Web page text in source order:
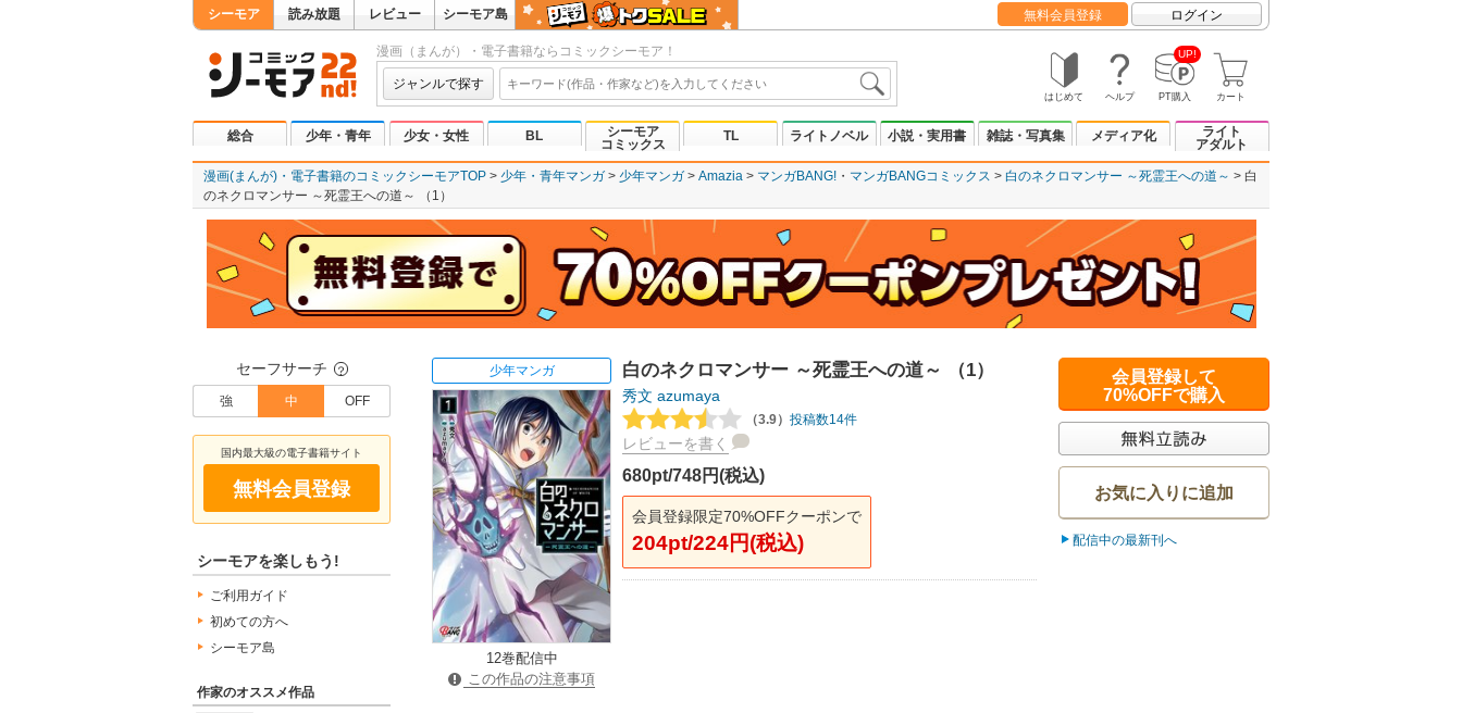
シーモア 読み放題 レビュー シーモア島 無料会員登録 ログイン
漫画（まんが）・電子書籍ならコミックシーモア！
ジャンルで探す
はじめて ヘルプ
UP!
PT購入 カート
総合 少年・青年 少女・女性 BL
シーモア
コミックス
TL ライトノベル 小説・実用書 雑誌・写真集 メディア化
ライト
アダルト
漫画(まんが)・電子書籍のコミックシーモアTOP 少年・青年マンガ 少年マンガ Amazia マンガBANG! マンガBANGコミックス 白のネクロマンサー ～死霊王への道～
白
のネクロマンサー ～死霊王への道～ （1）
セーフサーチ ？
強 中 OFF
国内最大級の電子書籍サイト
無料会員登録
シーモアを楽しもう!
ご利用ガイド
初めての方へ
シーモア島
作家のオススメ作品
少年マンガ
12巻配信中
この作品の注意事項
白のネクロマンサー ～死霊王への道～ （1）
秀文 azumaya
（3.9） 投稿数14件
レビューを書く
680pt/748円(税込)
会員登録限定70%OFFクーポンで
204pt/224円(税込)
会員登録して
70%OFFで購入
お気に入りに追加
配信中の最新刊へ